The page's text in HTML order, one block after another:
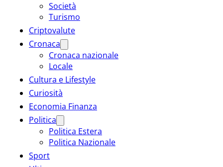
Società
Turismo
Criptovalute
Cronaca
Cronaca nazionale
Locale
Cultura e Lifestyle
Curiosità
Economia Finanza
Politica
Politica Estera
Politica Nazionale
Sport